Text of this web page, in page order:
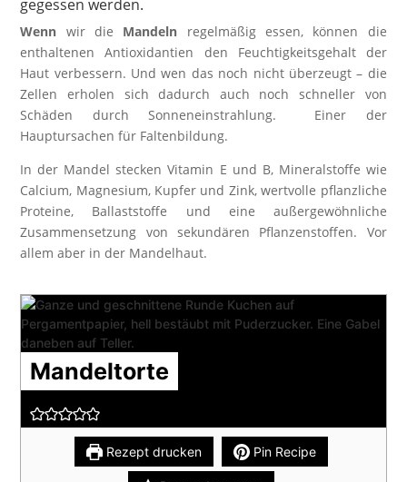
gegessen werden.
Wenn wir die Mandeln regelmäßig essen, können die
enthaltenen Antioxidantien den Feuchtigkeitsgehalt der
Haut verbessern. Und wen das noch nicht überzeugt – die
Zellen erholen sich dadurch auch noch schneller von
Schäden durch Sonneneinstrahlung. Einer der
Hauptursachen für Faltenbildung.
In der Mandel stecken Vitamin E und B, Mineralstoffe wie
Calcium, Magnesium, Kupfer und Zink, wertvolle pflanzliche
Proteine, Ballaststoffe und eine außergewöhnliche
Zusammensetzung von sekundären Pflanzenstoffen. Vor
allem aber in der Mandelhaut.
Mandeltorte
Rezept drucken Pin Recipe